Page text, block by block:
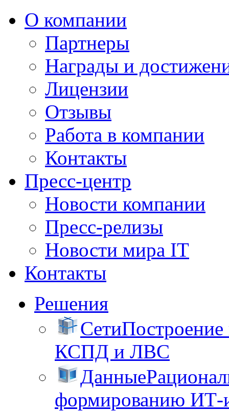
О компании
Партнеры
Награды и
Лицензии
Отзывы
Работа в компании
Контакты
Пресс-центр
Новости компании
Пресс-релизы
Новости мира IT
Контакты
Решения
Сети
КСПД и ЛВС
Данные
формированию ИТ-